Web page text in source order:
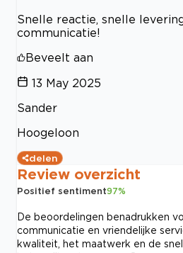
Snelle reactie, snelle
communicatie!
Beveelt aan
13 May 2025
Sander
Hoogeloon
delen
Review overzicht
Positief sentiment97%
De beoordelingen benadrukken
communicatie en vriendelijke
kwaliteit, het maatwerk en de